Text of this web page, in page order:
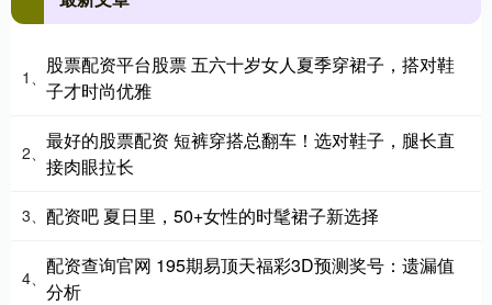
1、
股票配资平台股票 五六十岁女人夏季穿裙子，搭对鞋
子才时尚优雅
2、
最好的股票配资 短裤穿搭总翻车！选对鞋子，腿长直
接肉眼拉长
3、 配资吧 夏日里，50+女性的时髦裙子新选择
4、
配资查询官网 195期易顶天福彩3D预测奖号：遗漏值
分析